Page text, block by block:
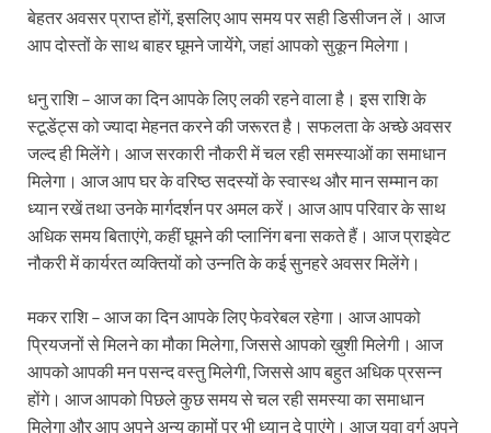
बेहतर अवसर प्राप्त होंगें, इसलिए आप समय पर सही डिसीजन लें। आज
आप दोस्तों के साथ बाहर घूमने जायेंगे, जहां आपको सुकून मिलेगा।
धनु राशि – आज का दिन आपके लिए लकी रहने वाला है। इस राशि के
स्टूडेंट्स को ज्यादा मेहनत करने की जरूरत है। सफलता के अच्छे अवसर
जल्द ही मिलेंगे। आज सरकारी नौकरी में चल रही समस्याओं का समाधान
मिलेगा। आज आप घर के वरिष्ठ सदस्यों के स्वास्थ और मान सम्मान का
ध्यान रखें तथा उनके मार्गदर्शन पर अमल करें। आज आप परिवार के साथ
अधिक समय बिताएंगे, कहीं घूमने की प्लानिंग बना सकते हैं। आज प्राइवेट
नौकरी में कार्यरत व्यक्तियों को उन्नति के कई सुनहरे अवसर मिलेंगे।
मकर राशि – आज का दिन आपके लिए फेवरेबल रहेगा। आज आपको
प्रियजनों से मिलने का मौका मिलेगा, जिससे आपको ख़ुशी मिलेगी। आज
आपको आपकी मन पसन्द वस्तु मिलेगी, जिससे आप बहुत अधिक प्रसन्न
होंगे। आज आपको पिछले कुछ समय से चल रही समस्या का समाधान
मिलेगा और आप अपने अन्य कामों पर भी ध्यान दे पाएंगे। आज युवा वर्ग अपने